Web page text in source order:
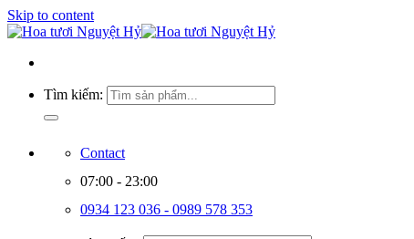
Skip to content
Tìm kiếm:
Contact
07:00 - 23:00
0934 123 036 - 0989 578 353